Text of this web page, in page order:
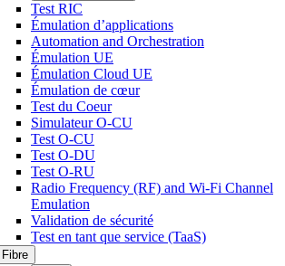
Test RIC
Émulation d’applications
Automation and Orchestration
Émulation UE
Émulation Cloud UE
Émulation de cœur
Test du Coeur
Simulateur O-CU
Test O-CU
Test O-DU
Test O-RU
Radio Frequency (RF) and Wi-Fi Channel
Emulation
Validation de sécurité
Test en tant que service (TaaS)
Fibre